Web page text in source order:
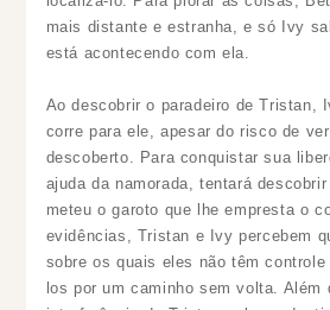
mais distante e estranha, e só Ivy
está acontecendo com ela.
Ao descobrir o paradeiro de Tristan,
corre para ele, apesar do risco de
descoberto. Para conquistar sua
ajuda da namorada, tentará
meteu o garoto que lhe empresta o
evidências, Tristan e Ivy percebem
sobre os quais eles não têm controle
los por um caminho sem volta. Além